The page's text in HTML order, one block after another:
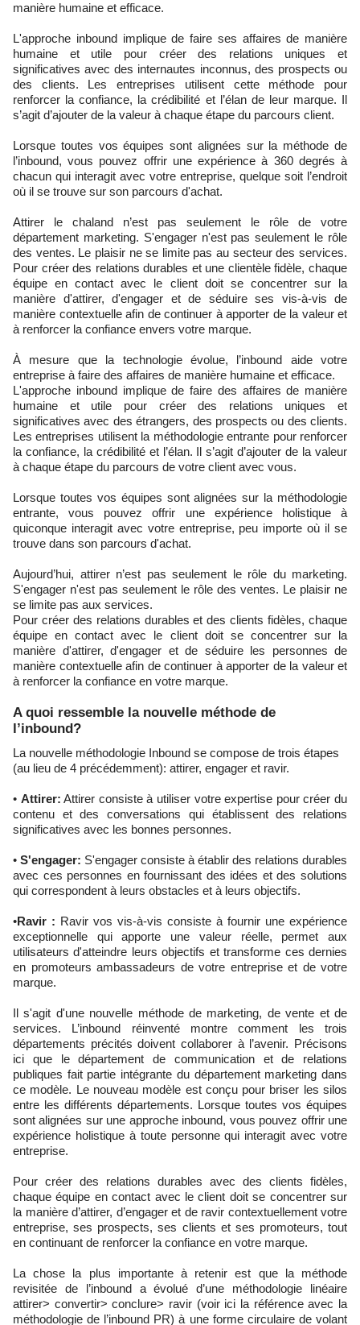
manière humaine et efficace.
L'approche inbound implique de faire ses affaires de manière
humaine et utile pour créer des relations uniques et
significatives avec des internautes inconnus, des prospects ou
des clients. Les entreprises utilisent cette méthode pour
renforcer la confiance, la crédibilité et l’élan de leur marque. Il
s’agit d’ajouter de la valeur à chaque étape du parcours client.
Lorsque toutes vos équipes sont alignées sur la méthode de
l’inbound, vous pouvez offrir une expérience à 360 degrés à
chacun qui interagit avec votre entreprise, quelque soit l’endroit
où il se trouve sur son parcours d'achat.
Attirer le chaland n’est pas seulement le rôle de votre
département marketing. S'engager n'est pas seulement le rôle
des ventes. Le plaisir ne se limite pas au secteur des services.
Pour créer des relations durables et une clientèle fidèle, chaque
équipe en contact avec le client doit se concentrer sur la
manière d'attirer, d'engager et de séduire ses vis-à-vis de
manière contextuelle afin de continuer à apporter de la valeur et
à renforcer la confiance envers votre marque.
À mesure que la technologie évolue, l’inbound aide votre
entreprise à faire des affaires de manière humaine et efficace.
L'approche inbound implique de faire des affaires de manière
humaine et utile pour créer des relations uniques et
significatives avec des étrangers, des prospects ou des clients.
Les entreprises utilisent la méthodologie entrante pour renforcer
la confiance, la crédibilité et l’élan. Il s’agit d’ajouter de la valeur
à chaque étape du parcours de votre client avec vous.
Lorsque toutes vos équipes sont alignées sur la méthodologie
entrante, vous pouvez offrir une expérience holistique à
quiconque interagit avec votre entreprise, peu importe où il se
trouve dans son parcours d'achat.
Aujourd’hui, attirer n’est pas seulement le rôle du marketing.
S'engager n'est pas seulement le rôle des ventes. Le plaisir ne
se limite pas aux services.
Pour créer des relations durables et des clients fidèles, chaque
équipe en contact avec le client doit se concentrer sur la
manière d'attirer, d'engager et de séduire les personnes de
manière contextuelle afin de continuer à apporter de la valeur et
à renforcer la confiance en votre marque.
A quoi ressemble la nouvelle méthode de
l’inbound?
La nouvelle méthodologie Inbound se compose de trois étapes
(au lieu de 4 précédemment): attirer, engager et ravir.
• Attirer: Attirer consiste à utiliser votre expertise pour créer du
contenu et des conversations qui établissent des relations
significatives avec les bonnes personnes.
• S'engager: S'engager consiste à établir des relations durables
avec ces personnes en fournissant des idées et des solutions
qui correspondent à leurs obstacles et à leurs objectifs.
•Ravir : Ravir vos vis-à-vis consiste à fournir une expérience
exceptionnelle qui apporte une valeur réelle, permet aux
utilisateurs d'atteindre leurs objectifs et transforme ces dernies
en promoteurs ambassadeurs de votre entreprise et de votre
marque.
Il s'agit d'une nouvelle méthode de marketing, de vente et de
services. L’inbound réinventé montre comment les trois
départements précités doivent collaborer à l’avenir. Précisons
ici que le département de communication et de relations
publiques fait partie intégrante du département marketing dans
ce modèle. Le nouveau modèle est conçu pour briser les silos
entre les différents départements. Lorsque toutes vos équipes
sont alignées sur une approche inbound, vous pouvez offrir une
expérience holistique à toute personne qui interagit avec votre
entreprise.
Pour créer des relations durables avec des clients fidèles,
chaque équipe en contact avec le client doit se concentrer sur
la manière d’attirer, d’engager et de ravir contextuellement votre
entreprise, ses prospects, ses clients et ses promoteurs, tout
en continuant de renforcer la confiance en votre marque.
La chose la plus importante à retenir est que la méthode
revisitée de l’inbound a évolué d’une méthodologie linéaire
attirer> convertir> conclure> ravir (voir ici la référence avec la
méthodologie de l’inbound PR) à une forme circulaire de volant